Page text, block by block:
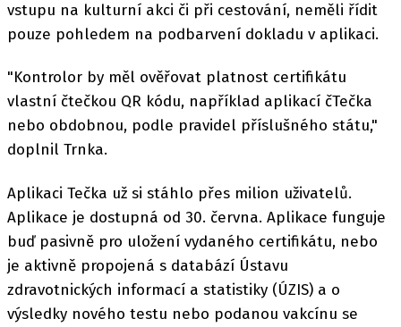
vstupu na kulturní akci či při cestování, neměli řídit
pouze pohledem na podbarvení dokladu v aplikaci.
"Kontrolor by měl ověřovat platnost certifikátu
vlastní čtečkou QR kódu, například aplikací čTečka
nebo obdobnou, podle pravidel příslušného státu,"
doplnil Trnka.
Aplikaci Tečka už si stáhlo přes milion uživatelů.
Aplikace je dostupná od 30. června. Aplikace funguje
buď pasivně pro uložení vydaného certifikátu, nebo
je aktivně propojená s databází Ústavu
zdravotnických informací a statistiky (ÚZIS) a o
výsledky nového testu nebo podanou vakcínu se